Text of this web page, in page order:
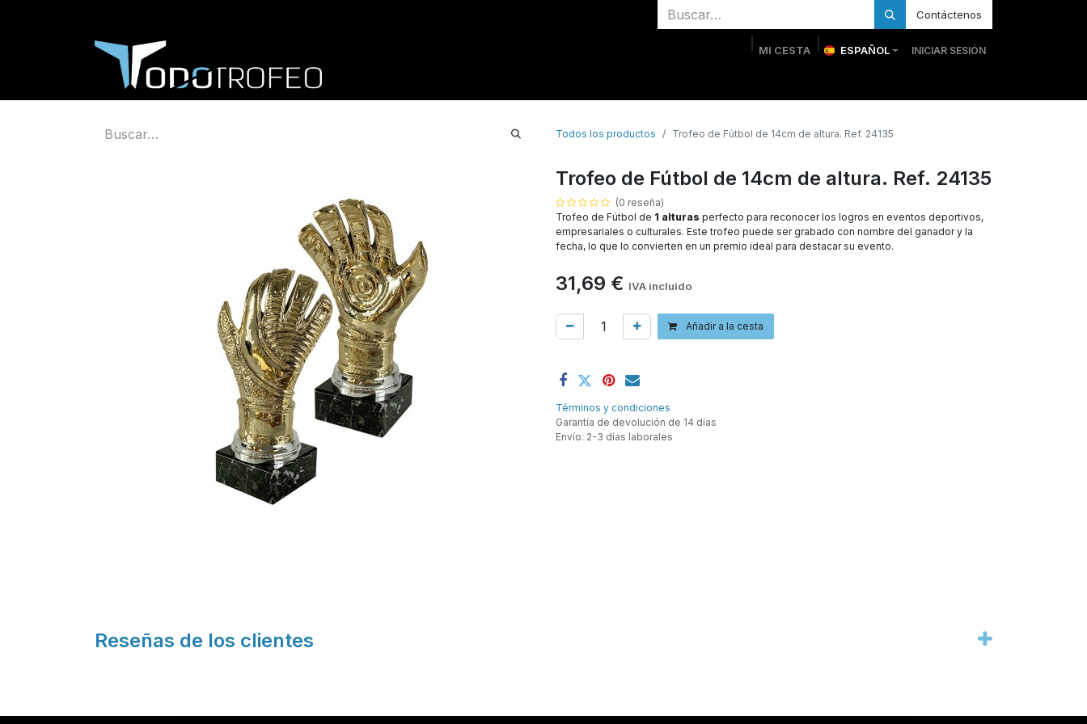
Contáctenos
MI CESTA ESPAÑOL INICIAR SESIÓN
Todos los productos Trofeo de Fútbol de 14cm de altura. Ref. 24135
Trofeo de Fútbol de 14cm de altura. Ref. 24135
(0 reseña)
Trofeo de Fútbol de 1 alturas perfecto para reconocer los logros en eventos deportivos,
empresariales o culturales. Este trofeo puede ser grabado con nombre del ganador y la
fecha, lo que lo convierten en un premio ideal para destacar su evento.
31,69 € IVA incluido
Añadir a la cesta
Términos y condiciones
Garantía de devolución de 14 días
Envío: 2-3 días laborales
Reseñas de los clientes